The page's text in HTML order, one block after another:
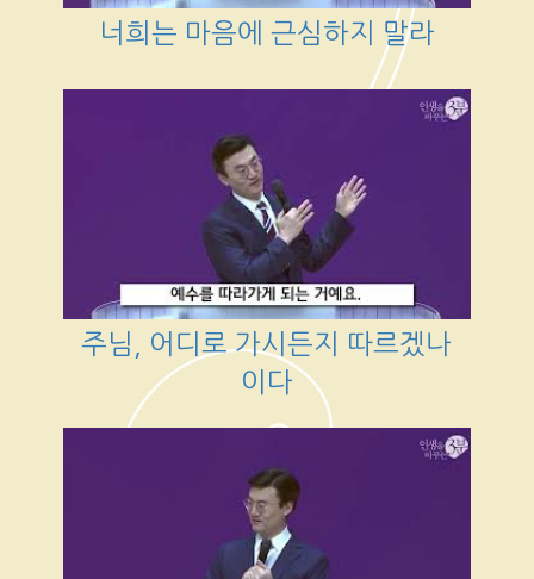
너희는 마음에 근심하지 말라
주님, 어디로 가시든지 따르겠나
이다